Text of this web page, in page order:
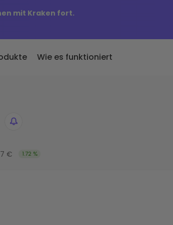
mit Kraken fort.
Kriptomat hinzugefügte
Sparen Sie Krypto für Ihre Zukunft
Wie es funktioniert
€ 1.72 %